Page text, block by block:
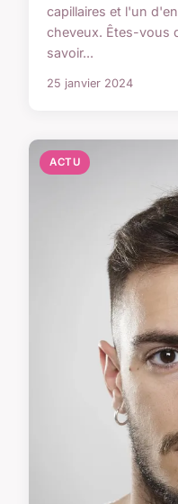
capillaires et l'un
cheveux. Êtes-vous
savoir...
25 janvier 2024
ACTU